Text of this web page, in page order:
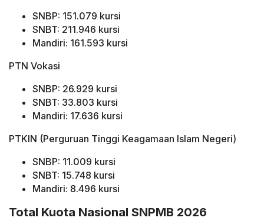
SNBP: 151.079 kursi
SNBT: 211.946 kursi
Mandiri: 161.593 kursi
PTN Vokasi
SNBP: 26.929 kursi
SNBT: 33.803 kursi
Mandiri: 17.636 kursi
PTKIN (Perguruan Tinggi Keagamaan Islam Negeri)
SNBP: 11.009 kursi
SNBT: 15.748 kursi
Mandiri: 8.496 kursi
Total Kuota Nasional SNPMB 2026